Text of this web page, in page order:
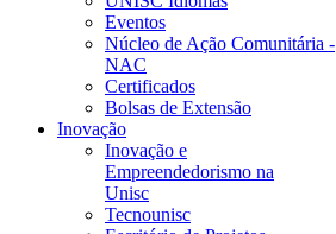
Eventos
Núcleo de Ação Comunitária -
NAC
Certificados
Bolsas de Extensão
Inovação
Inovação e
Empreendedorismo na
Unisc
Tecnounisc